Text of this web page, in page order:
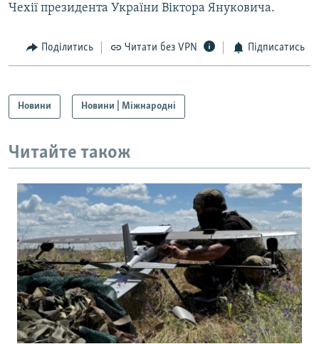
Чехії президента України Віктора Януковича.
Поділитись Читати без VPN Підписатись
Новини Новини | Міжнародні
Читайте також